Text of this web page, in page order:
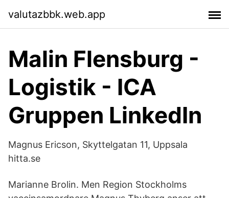
valutazbbk.web.app
Malin Flensburg -
Logistik - ICA
Gruppen LinkedIn
Magnus Ericson, Skyttelgatan 11, Uppsala
hitta.se
Marianne Brolin. Men Region Stockholms